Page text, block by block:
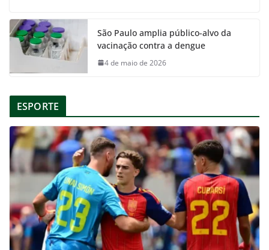
São Paulo amplia público-alvo da
vacinação contra a dengue
4 de maio de 2026
ESPORTE